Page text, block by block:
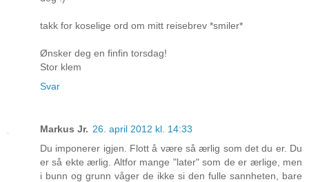
takk for koselige ord om mitt reisebrev *smiler*
Ønsker deg en finfin torsdag!
Stor klem
Svar
Markus Jr. 26. april 2012 kl. 14:33
Du imponerer igjen. Flott å være så ærlig som det du er. Du
er så ekte ærlig. Altfor mange "later" som de er ærlige, men
i bunn og grunn våger de ikke si den fulle sannheten, bare